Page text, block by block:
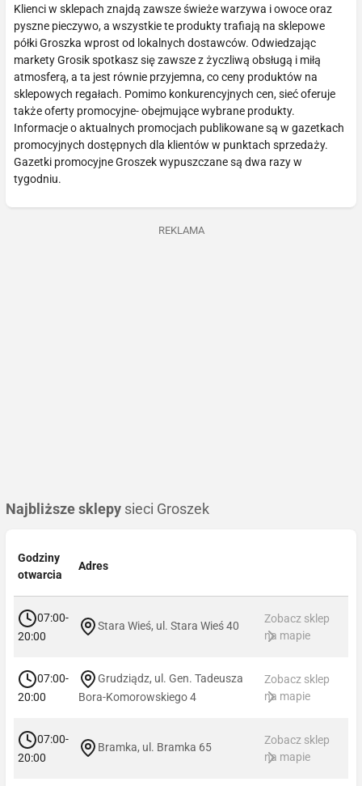
Klienci w sklepach znajdą zawsze świeże warzywa i owoce oraz
pyszne pieczywo, a wszystkie te produkty trafiają na sklepowe
półki Groszka wprost od lokalnych dostawców. Odwiedzając
markety Grosik spotkasz się zawsze z życzliwą obsługą i miłą
atmosferą, a ta jest równie przyjemna, co ceny produktów na
sklepowych regałach. Pomimo konkurencyjnych cen, sieć oferuje
także oferty promocyjne- obejmujące wybrane produkty.
Informacje o aktualnych promocjach publikowane są w gazetkach
promocyjnych dostępnych dla klientów w punktach sprzedaży.
Gazetki promocyjne Groszek wypuszczane są dwa razy w
tygodniu.
REKLAMA
Najbliższe sklepy sieci Groszek
Godziny
otwarcia
Adres
07:00-
20:00
Stara Wieś, ul. Stara Wieś 40
Zobacz sklep
na mapie
07:00-
20:00
Grudziądz, ul. Gen. Tadeusza
Bora-Komorowskiego 4
Zobacz sklep
na mapie
07:00-
20:00
Bramka, ul. Bramka 65
Zobacz sklep
na mapie